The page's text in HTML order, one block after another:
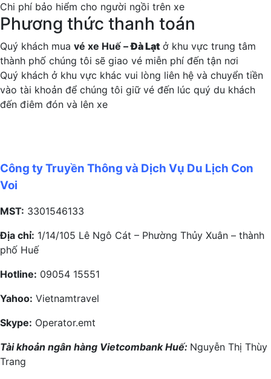
Chi phí bảo hiểm cho người ngồi trên xe
Phương thức thanh toán
Quý khách mua vé xe Huế –Đà Lạt ở khu vực trung tâm
thành phố chúng tôi sẽ giao vé miễn phí đến tận nơi
Quý khách ở khu vực khác vui lòng liên hệ và chuyển tiền
vào tài khoản để chúng tôi giữ vé đến lúc quý du khách
đến điêm đón và lên xe
Công ty Truyền Thông và Dịch Vụ Du Lịch Con
Voi
MST: 3301546133
Địa chỉ: 1/14/105 Lê Ngô Cát – Phường Thủy Xuân – thành
phố Huế
Hotline: 09054 15551
Yahoo: Vietnamtravel
Skype: Operator.emt
Tài khoản ngân hàng Vietcombank Huế: Nguyễn Thị Thùy
Trang